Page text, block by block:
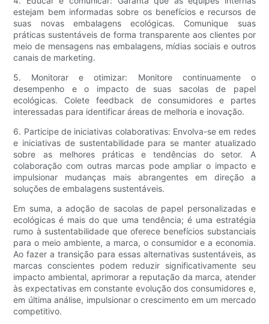
estejam bem informadas sobre os benefícios e recursos de
suas novas embalagens ecológicas. Comunique suas
práticas sustentáveis ​​de forma transparente aos clientes por
meio de mensagens nas embalagens, mídias sociais e outros
canais de marketing.
5. Monitorar e otimizar: Monitore continuamente o
desempenho e o impacto de suas sacolas de papel
ecológicas. Colete feedback de consumidores e partes
interessadas para identificar áreas de melhoria e inovação.
6. Participe de iniciativas colaborativas: Envolva-se em redes
e iniciativas de sustentabilidade para se manter atualizado
sobre as melhores práticas e tendências do setor. A
colaboração com outras marcas pode ampliar o impacto e
impulsionar mudanças mais abrangentes em direção a
soluções de embalagens sustentáveis.
Em suma, a adoção de sacolas de papel personalizadas e
ecológicas é mais do que uma tendência; é uma estratégia
rumo à sustentabilidade que oferece benefícios substanciais
para o meio ambiente, a marca, o consumidor e a economia.
Ao fazer a transição para essas alternativas sustentáveis, as
marcas conscientes podem reduzir significativamente seu
impacto ambiental, aprimorar a reputação da marca, atender
às expectativas em constante evolução dos consumidores e,
em última análise, impulsionar o crescimento em um mercado
competitivo.